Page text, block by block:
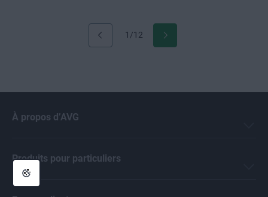
1/12
À propos d’AVG
Produits pour particuliers